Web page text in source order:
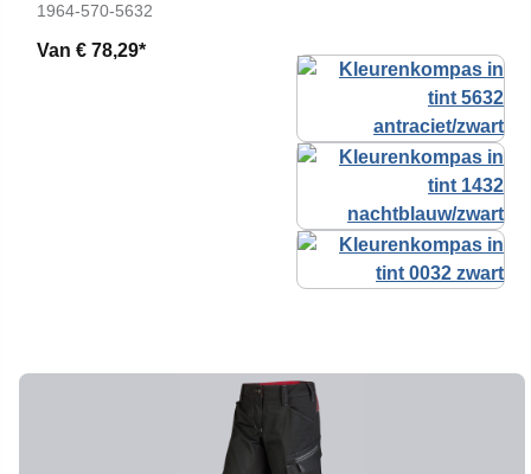
1964-570-5632
Van € 78,29*